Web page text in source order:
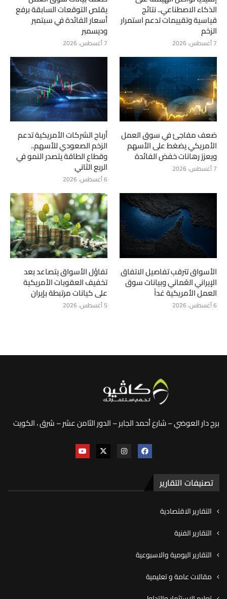
الذكاء الاصطناعي.. نتائج
قياسية وتقييمات تدعم استمرار
الزخم
7 أغسطس، 2026
يقلص التوقعات السابقة برفع
أسعار الفائدة في سبتمبر
وديسمبر
7 أغسطس، 2026
ضعف مفاجئ في سوق العمل
الأمريكي يضغط على الأسهم
ويعزز رهانات خفض الفائدة
7 أغسطس، 2026
أرباح الشركات الأمريكية تدعم
الزخم الصعودي للأسهم..
وقطاع الطاقة يتصدر النمو في
الربع الثاني
6 أغسطس، 2026
الأسواق تترقب تفاصيل الاتفاق
الإيراني العُماني وبيانات سوق
العمل الأمريكية غداً
6 أغسطس، 2026
تفاؤل الأسواق يتصاعد بعد
تخفيف العقوبات الأمريكية
على كيانات مرتبطة بإيران
5 أغسطس، 2026
برج دار العوضي – شارع أحمد الجابر – الدور الثامن عشر – شرق ، الكويت
تصنيفات التقارير
التقارير الاقتصادية
التقارير الفنية
التقارير اليومية والاسبوعية
مقالات عامة و تعليمية